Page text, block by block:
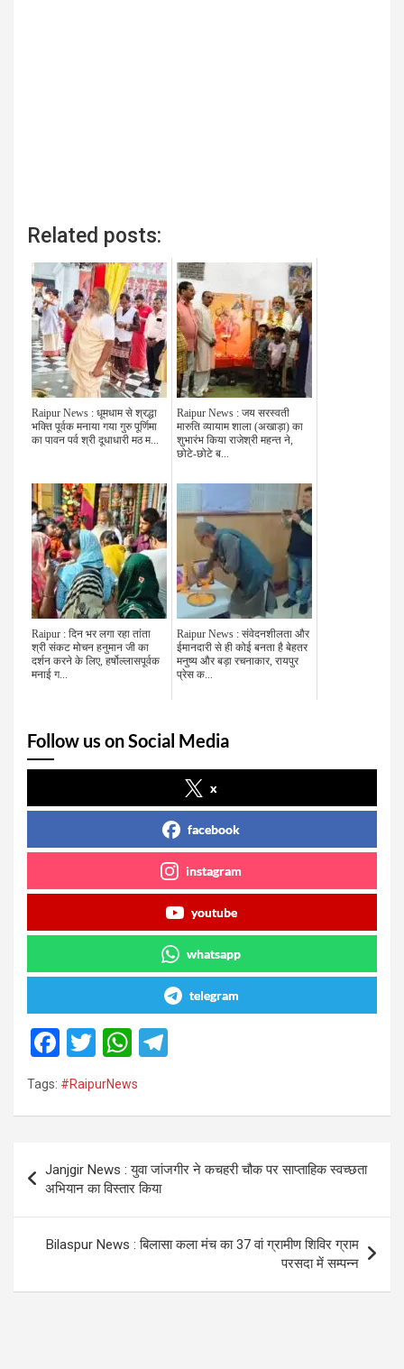
Related posts:
Raipur News : धूमधाम से श्रद्धा
भक्ति पूर्वक मनाया गया गुरु पूर्णिमा
का पावन पर्व श्री दूधाधारी मठ म...
Raipur News : जय सरस्वती
मारुति व्यायाम शाला (अखाड़ा) का
शुभारंभ किया राजेश्री महन्त ने,
छोटे-छोटे ब...
Raipur : दिन भर लगा रहा तांता
श्री संकट मोचन हनुमान जी का
दर्शन करने के लिए, हर्षोल्लासपूर्वक
मनाई ग...
Raipur News : संवेदनशीलता और
ईमानदारी से ही कोई बनता है बेहतर
मनुष्य और बड़ा रचनाकार, रायपुर
प्रेस क...
Follow us on Social Media
x
facebook
instagram
youtube
whatsapp
telegram
F
a
ce
o
o
k
T
wi
tt
W
at
A
p
p
a
Tags: #RaipurNews
navigation
Janjgir News : युवा जांजगीर ने कचहरी चौक पर साप्ताहिक स्वच्छता
अभियान का विस्तार किया
Bilaspur News : बिलासा कला मंच का 37 वां ग्रामीण शिविर ग्राम
परसदा में सम्पन्न